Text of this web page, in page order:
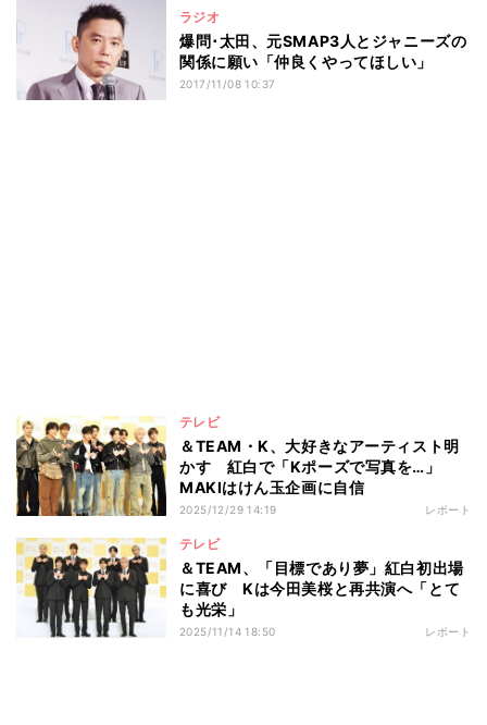
ラジオ
爆問･太田、元SMAP3人とジャニーズの
関係に願い「仲良くやってほしい」
2017/11/08 10:37
テレビ
＆TEAM・K、大好きなアーティスト明
かす 紅白で「Kポーズで写真を…」
MAKIはけん玉企画に自信
2025/12/29 14:19 レポート
テレビ
＆TEAM、「目標であり夢」紅白初出場
に喜び Kは今田美桜と再共演へ「とて
も光栄」
2025/11/14 18:50 レポート